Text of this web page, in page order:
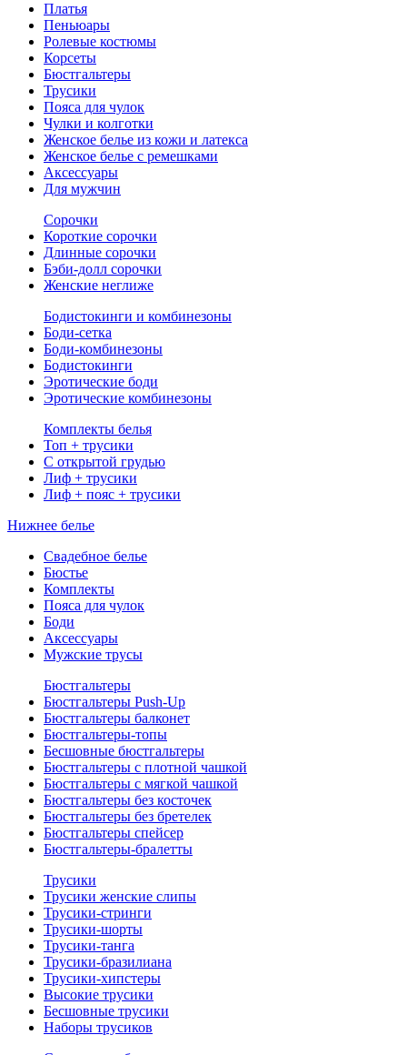
Платья
Пеньюары
Ролевые костюмы
Корсеты
Бюстгальтеры
Трусики
Пояса для чулок
Чулки и колготки
Женское белье из кожи и латекса
Женское белье с ремешками
Аксессуары
Для мужчин
Сорочки
Короткие сорочки
Длинные сорочки
Бэби-долл сорочки
Женские неглиже
Бодистокинги и комбинезоны
Боди-сетка
Боди-комбинезоны
Бодистокинги
Эротические боди
Эротические комбинезоны
Комплекты белья
Топ + трусики
С открытой грудью
Лиф + трусики
Лиф + пояс + трусики
Нижнее белье
Свадебное белье
Бюстье
Комплекты
Пояса для чулок
Боди
Аксессуары
Мужские трусы
Бюстгальтеры
Бюстгальтеры Push-Up
Бюстгальтеры балконет
Бюстгальтеры-топы
Бесшовные бюстгальтеры
Бюстгальтеры с плотной чашкой
Бюстгальтеры с мягкой чашкой
Бюстгальтеры без косточек
Бюстгальтеры без бретелек
Бюстгальтеры спейсер
Бюстгальтеры-бралетты
Трусики
Трусики женские слипы
Трусики-стринги
Трусики-шорты
Трусики-танга
Трусики-бразилиана
Трусики-хипстеры
Высокие трусики
Бесшовные трусики
Наборы трусиков